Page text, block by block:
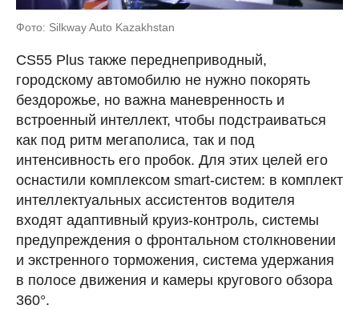
Фото: Silkway Auto Kazakhstan
CS55 Plus также переднеприводный,
городскому автомобилю не нужно покорять
бездорожье, но важна маневренность и
встроенный интеллект, чтобы подстраиваться
как под ритм мегаполиса, так и под
интенсивность его пробок. Для этих целей его
оснастили комплексом smart-систем: в комплект
интеллектуальных ассистентов водителя
входят адаптивный круиз-контроль, системы
предупреждения о фронтальном столкновении
и экстренного торможения, система удержания
в полосе движения и камеры кругового обзора
360°.